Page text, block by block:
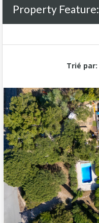
Property Feature:
Trié par: